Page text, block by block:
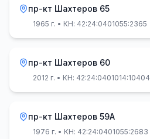
пр-кт Шахтеров 65
1965 г. • КН: 42:24:0401055:2365
пр-кт Шахтеров 60
2012 г. • КН: 42:24:0401014:10404
пр-кт Шахтеров 59А
1976 г. • КН: 42:24:0401055:2683